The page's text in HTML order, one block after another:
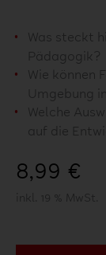
Was steckt
Pädagogik?
Wie können
Umgebung
Welche
auf die
8,99 €
inkl. 19 % MwSt.